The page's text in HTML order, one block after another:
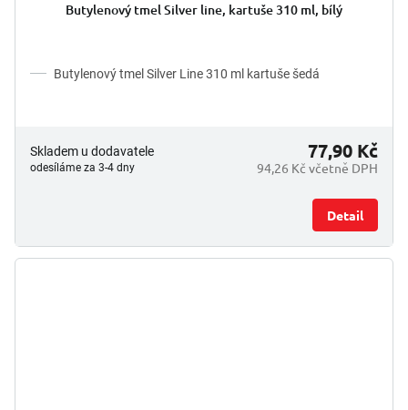
Butylenový tmel Silver line, kartuše 310 ml, bílý
Butylenový tmel Silver Line 310 ml kartuše šedá
Skladem u dodavatele
odesíláme za 3-4 dny 94,26 Kč včetně DPH
77,90 Kč
Detail